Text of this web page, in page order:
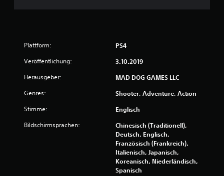
n
Plattform: PS4
Veröffentlichung: 3.10.2019
Herausgeber: MAD DOG GAMES LLC
Genres: Shooter, Adventure, Action
Stimme: Englisch
Bildschirmsprachen:
Chinesisch (Traditionell),
Deutsch, Englisch,
Französisch (Frankreich),
Italienisch, Japanisch,
Koreanisch, Niederländisch,
Spanisch